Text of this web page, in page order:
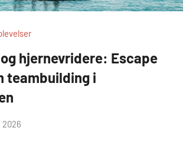
hjernevridere: Escape
teambuilding i
2026